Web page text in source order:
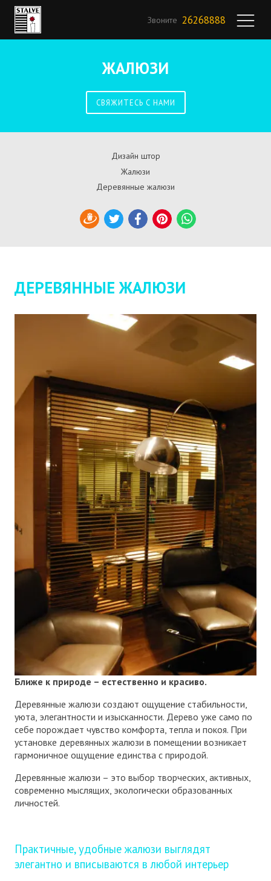
Звоните 26268888
ЖАЛЮЗИ
СВЯЖИТЕСЬ С НАМИ
Дизайн штор
Жалюзи
Деревянные жалюзи
DraugiemTwitterFacebookPinterestWhatsApp
ДЕРЕВЯННЫЕ ЖАЛЮЗИ
Ближе к природе – естественно и красиво.
Деревянные жалюзи создают ощущение стабильности,
уюта, элегантности и изысканности. Дерево уже само по
себе порождает чувство комфорта, тепла и покоя. При
установке деревянных жалюзи в помещении возникает
гармоничное ощущение единства с природой.
Деревянные жалюзи – это выбор творческих, активных,
современно мыслящих, экологически образованных
личностей.
Практичные, удобные жалюзи выглядят
элегантно и вписываются в любой интерьер